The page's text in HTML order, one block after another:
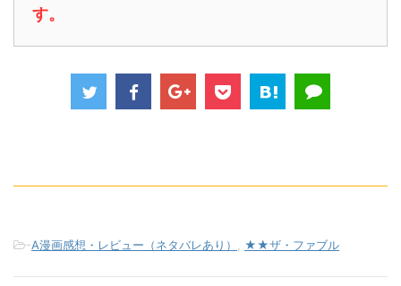
す。
-A漫画感想・レビュー（ネタバレあり） ★★ザ・ファブル